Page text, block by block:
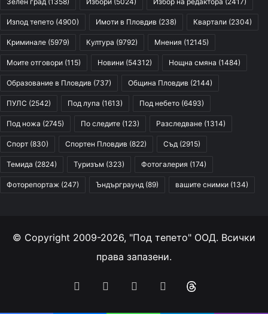
Изпод тепето (4900) Имоти в Пловдив (238) Квартали (2304)
Криминале (5979) Култура (9792) Мнения (12145)
Моите отговори (115) Новини (54312) Нощна смяна (1484)
Образование в Пловдив (737) Община Пловдив (2144)
ПУЛС (2542) Под лупа (1613) Под небето (6493)
Под ножа (2745) По следите (123) Разследване (1314)
Спорт (830) Спортен Пловдив (822) Съд (2915)
Темида (2824) Туризъм (323) Фотогалерия (174)
Фоторепортаж (247) Ъндърграунд (89) вашите снимки (134)
© Copyright 2009-2026, "Под тепето" ООД. Всички
права запазени.
FacebookYouTubeInstagram